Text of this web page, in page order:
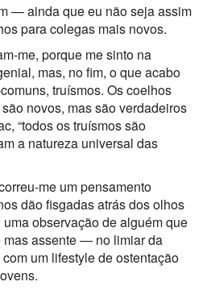
— ainda que eu não seja assim
para colegas mais novos.
me, porque me sinto na
mas, no fim, o que acabo
truísmos. Os coelhos
novos, mas são verdadeiros
“todos os truísmos são
a natureza universal das
me um pensamento
dão fisgadas atrás dos olhos
observação de alguém que
assente — no limiar da
um lifestyle de ostentação